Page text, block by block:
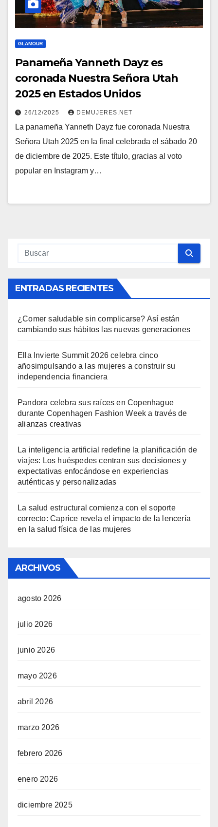
GLAMOUR
Panameña Yanneth Dayz es
coronada Nuestra Señora Utah
2025 en Estados Unidos
26/12/2025 DEMUJERES.NET
La panameña Yanneth Dayz fue coronada Nuestra
Señora Utah 2025 en la final celebrada el sábado 20
de diciembre de 2025. Este título, gracias al voto
popular en Instagram y…
ENTRADAS RECIENTES
¿Comer saludable sin complicarse? Así están
cambiando sus hábitos las nuevas generaciones
Ella Invierte Summit 2026 celebra cinco
añosimpulsando a las mujeres a construir su
independencia financiera
Pandora celebra sus raíces en Copenhague
durante Copenhagen Fashion Week a través de
alianzas creativas
La inteligencia artificial redefine la planificación de
viajes: Los huéspedes centran sus decisiones y
expectativas enfocándose en experiencias
auténticas y personalizadas
La salud estructural comienza con el soporte
correcto: Caprice revela el impacto de la lencería
en la salud física de las mujeres
ARCHIVOS
agosto 2026
julio 2026
junio 2026
mayo 2026
abril 2026
marzo 2026
febrero 2026
enero 2026
diciembre 2025